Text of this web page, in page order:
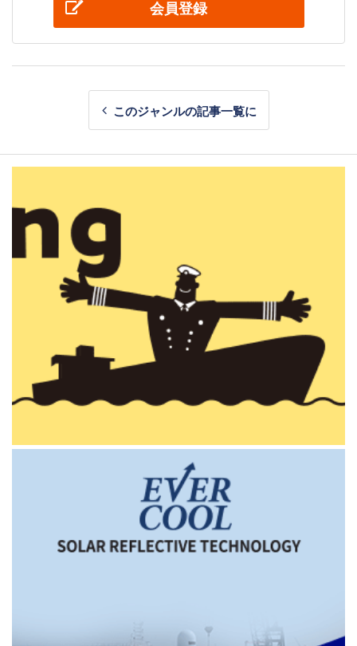
会員登録
このジャンルの記事一覧に